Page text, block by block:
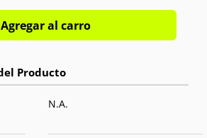
Agregar al carro
N.A.